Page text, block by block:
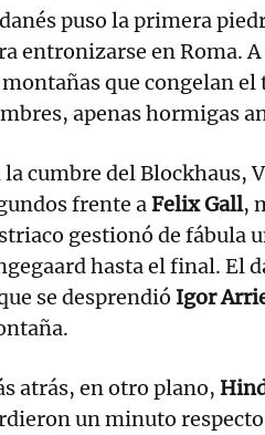
puso la primera
entronizarse en Roma. A
que congelan
apenas hormigas
la cumbre del Blockhaus,
frente aFelix Gall,
gestionó de fábula
hasta el final. El
se desprendió Igor
atrás, en otro plano,
un minuto